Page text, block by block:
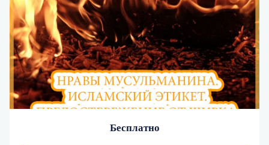
Бесплатно